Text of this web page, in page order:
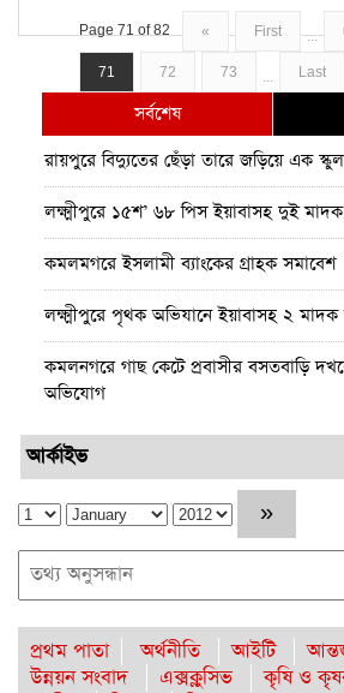
Page 71 of 82 « First ...
71 72 73 ... Last
সর্বশেষ
রায়পুরে বিদ্যুতের ছেঁড়া তারে জড়িয়ে এক
লক্ষ্মীপুরে ১৫শ’ ৬৮ পিস ইয়াবাসহ দুই মাদক
কমলমগরে ইসলামী ব্যাংকের গ্রাহক সমাবেশ ‎
লক্ষ্মীপুরে পৃথক অভিযানে ইয়াবাসহ ২ মাদক
কমলনগরে গাছ কেটে প্রবাসীর বসতবাড়ি
অভিযোগ
রায়পুরে জেলের বাড়ি থেকে দেশীয় অস্ত্র
রায়পুরে অস্বাস্থ্যকর ভেজাল ও নকল শিশু
কমলনগরে পুড়ে ছাই একটি জেলে পরিবারে
লক্ষ্মীপুরে ভেজাল ঘি’র কারখানায় অভিযান,
কমলনগরে জুলাই শহিদ দিবস উপলক্ষে
আর্কাইভ
প্রথম পাতা অর্থনীতি আইটি
উন্নয়ন সংবাদ
এক্সক্লুসিভ কৃষি ও